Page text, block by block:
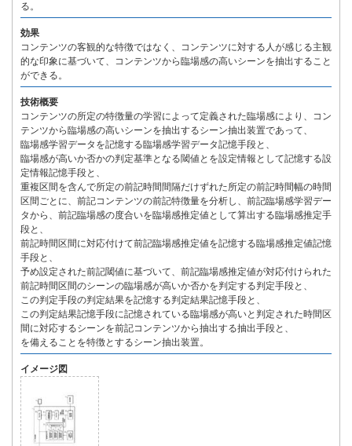
る。
効果
コンテンツの客観的な特徴ではなく、コンテンツに対する人が感じる主観
的な印象に基づいて、コンテンツから臨場感の高いシーンを抽出すること
ができる。
技術概要
コンテンツの所定の特徴量の学習によって定義された臨場感により、コン
テンツから臨場感の高いシーンを抽出するシーン抽出装置であって、
臨場感学習データを記憶する臨場感学習データ記憶手段と、
臨場感が高いか否かの判定基準となる閾値とを設定情報として記憶する設
定情報記憶手段と、
重複区間を含んで所定の前記時間間隔だけずれた所定の前記時間幅の時間
区間ごとに、前記コンテンツの前記特徴量を分析し、前記臨場感学習デー
タから、前記臨場感の度合いを臨場感推定値として算出する臨場感推定手
段と、
前記時間区間に対応付けて前記臨場感推定値を記憶する臨場感推定値記憶
手段と、
予め設定された前記閾値に基づいて、前記臨場感推定値が対応付けられた
前記時間区間のシーンの臨場感が高いか否かを判定する判定手段と、
この判定手段の判定結果を記憶する判定結果記憶手段と、
この判定結果記憶手段に記憶されている臨場感が高いと判定された時間区
間に対応するシーンを前記コンテンツから抽出する抽出手段と、
を備えることを特徴とするシーン抽出装置。
イメージ図